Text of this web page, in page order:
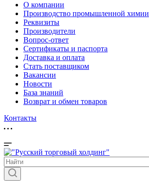
О компании
Производство промышленной химии
Реквизиты
Производители
Вопрос-ответ
Сертификаты и паспорта
Доставка и оплата
Стать поставщиком
Вакансии
Новости
База знаний
Возврат и обмен товаров
Контакты